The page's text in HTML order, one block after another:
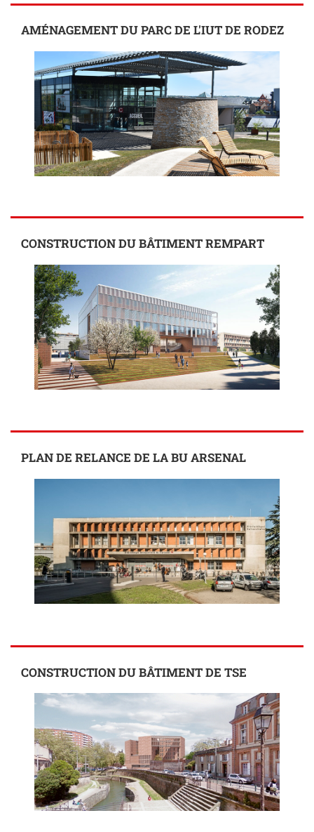
AMÉNAGEMENT DU PARC DE L'IUT DE RODEZ
CONSTRUCTION DU BÂTIMENT REMPART
PLAN DE RELANCE DE LA BU ARSENAL
CONSTRUCTION DU BÂTIMENT DE TSE